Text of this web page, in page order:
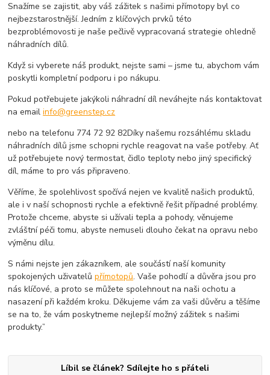
Snažíme se zajistit, aby váš zážitek s našimi přímotopy byl co
nejbezstarostnější. Jedním z klíčových prvků této
bezproblémovosti je naše pečlivě vypracovaná strategie ohledně
náhradních dílů.
Když si vyberete náš produkt, nejste sami – jsme tu, abychom vám
poskytli kompletní podporu i po nákupu.
Pokud potřebujete jakýkoli náhradní díl neváhejte nás kontaktovat
na emailinfo@greenstep.cz
nebo na telefonu 774 72 92 82Díky našemu rozsáhlému skladu
náhradních dílů jsme schopni rychle reagovat na vaše potřeby. Ať
už potřebujete nový termostat, čidlo teploty nebo jiný specifický
díl, máme to pro vás připraveno.
Věříme, že spolehlivost spočívá nejen ve kvalitě našich produktů,
ale i v naší schopnosti rychle a efektivně řešit případné problémy.
Protože chceme, abyste si užívali tepla a pohody, věnujeme
zvláštní péči tomu, abyste nemuseli dlouho čekat na opravu nebo
výměnu dílu.
S námi nejste jen zákazníkem, ale součástí naší komunity
spokojených uživatelůpřímotopů. Vaše pohodlí a důvěra jsou pro
nás klíčové, a proto se můžete spolehnout na naši ochotu a
nasazení při každém kroku. Děkujeme vám za vaši důvěru a těšíme
se na to, že vám poskytneme nejlepší možný zážitek s našimi
produkty.”
Líbil se článek? Sdílejte ho s přáteli